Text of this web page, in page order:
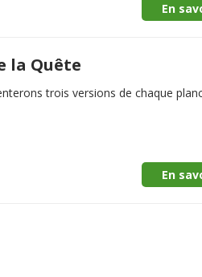
En
la Quête
trois versions de chaque
En